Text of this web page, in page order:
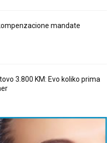
mandate
3.800 KM: Evo koliko prima